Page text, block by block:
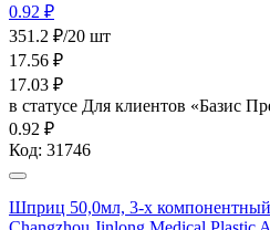
0.92 ₽
351.2 ₽/20 шт
17.56 ₽
17.03 ₽
в статусе Для клиентов «Базис
0.92 ₽
Код: 31746
Шприц 50,0мл, 3-х